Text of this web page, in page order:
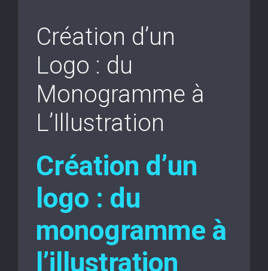
Création d’un
Logo : du
Monogramme à
L’Illustration
Création d’un
logo : du
monogramme à
l’illustration